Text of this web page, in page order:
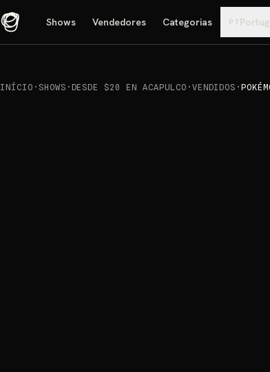
Shows Vendedores Categorias PT
INÍCIO · SHOWS · DESDE $20 EN ACAPULCO · VENDIDOS ·